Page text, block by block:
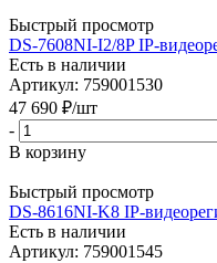
Быстрый просмотр
DS-7608NI-I2/8P IP-
Есть в наличии
Артикул: 759001530
47 690 ₽/шт
-
В корзину
Быстрый просмотр
DS-8616NI-K8 IP-
Есть в наличии
Артикул: 759001545